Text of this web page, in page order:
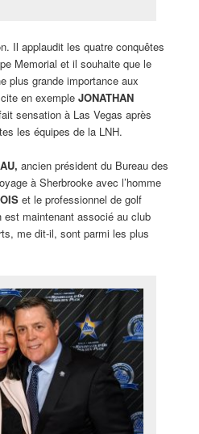
Il applaudit les quatre conquêtes
Memorial et il souhaite que le
plus grande importance aux
en exemple JONATHAN
sensation à Las Vegas après
les équipes de la LNH.
ancien président du Bureau des
à Sherbrooke avec l’homme
et le professionnel de golf
est maintenant associé au club
me dit-il, sont parmi les plus